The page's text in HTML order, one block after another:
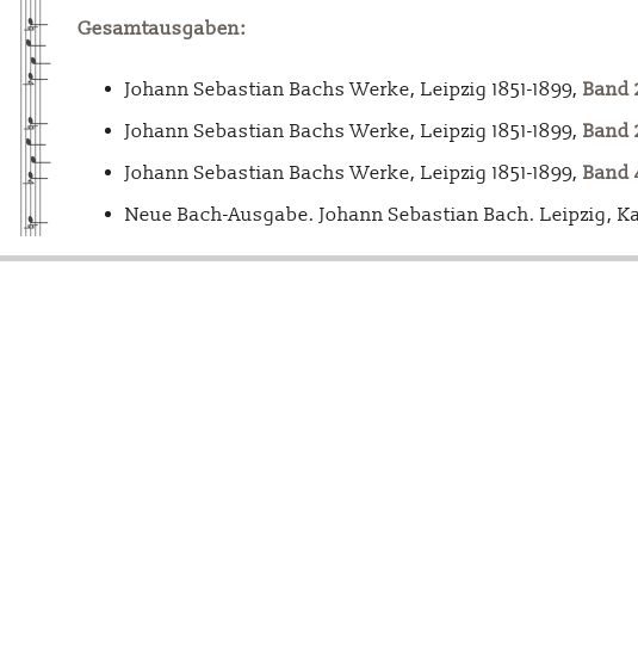
Gesamtausgaben:
Johann Sebastian Bachs Werke, Leipzig 1851-1899, Band
Johann Sebastian Bachs Werke, Leipzig 1851-1899, Band
Johann Sebastian Bachs Werke, Leipzig 1851-1899, Band
Neue Bach-Ausgabe. Johann Sebastian Bach. Leipzig,